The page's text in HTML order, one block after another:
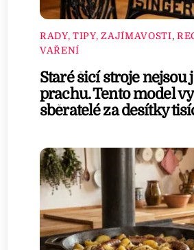
RADY, TIPY, ZAJÍMAVOSTI,
VAŘENÍ
Staré šicí stroje nejsou
prachu. Tento model
sběratelé za desítky